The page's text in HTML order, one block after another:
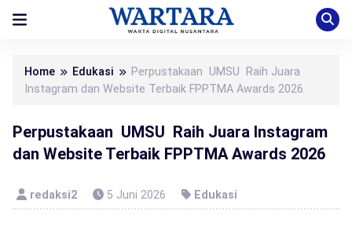
Home Edukasi
Perpustakaan UMSU Raih Juara
Instagram dan Website Terbaik FPPTMA Awards 2026
Perpustakaan UMSU Raih Juara Instagram
dan Website Terbaik FPPTMA Awards 2026
redaksi2 5 Juni 2026 Edukasi